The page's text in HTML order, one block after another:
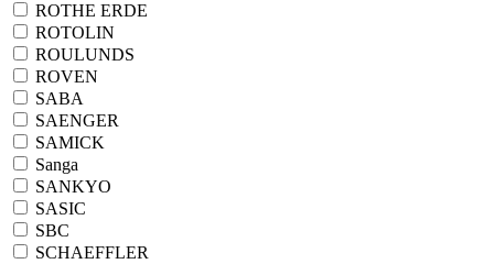
ROTHE ERDE
ROTOLIN
ROULUNDS
ROVEN
SABA
SAENGER
SAMICK
Sanga
SANKYO
SASIC
SBC
SCHAEFFLER